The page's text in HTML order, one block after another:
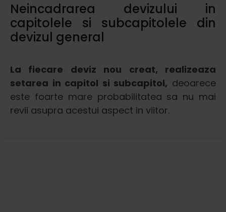
Neincadrarea devizului in
capitolele si subcapitolele din
devizul general
La fiecare deviz nou creat, realizeaza
setarea in capitol si subcapitol, deoarece
este foarte mare probabilitatea sa nu mai
revii asupra acestui aspect in viitor.